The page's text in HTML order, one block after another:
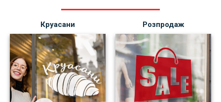
Круасани Розпродаж